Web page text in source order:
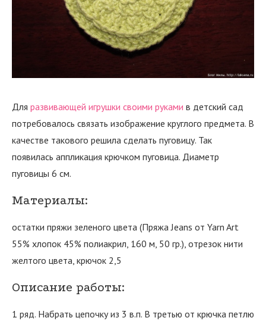
Для развивающей игрушки своими руками в детский сад
потребовалось связать изображение круглого предмета. В
качестве такового решила сделать пуговицу. Так
появилась аппликация крючком пуговица. Диаметр
пуговицы 6 см.
Материалы:
остатки пряжи зеленого цвета (Пряжа Jeans от Yarn Art
55% хлопок 45% полиакрил, 160 м, 50 гр.), отрезок нити
желтого цвета, крючок 2,5
Описание работы:
1 ряд. Набрать цепочку из 3 в.п. В третью от крючка петлю